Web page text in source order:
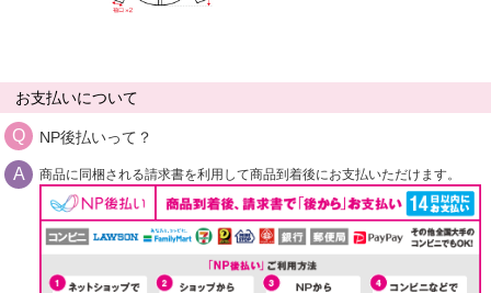
お支払いについて
NP後払いって？
商品に同梱される請求書を利用して商品到着後にお支払いただけます。